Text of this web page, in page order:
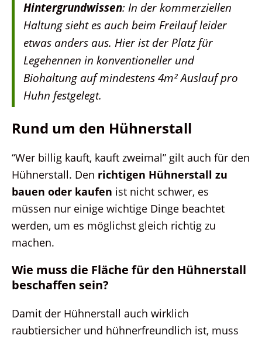
Hintergrundwissen: In der kommerziellen
Haltung sieht es auch beim Freilauf leider
etwas anders aus. Hier ist der Platz für
Legehennen in konventioneller und
Biohaltung auf mindestens 4m² Auslauf pro
Huhn festgelegt.
Rund um den Hühnerstall
“Wer billig kauft, kauft zweimal” gilt auch für den
Hühnerstall. Den richtigen Hühnerstall zu
bauen oder kaufen ist nicht schwer, es
müssen nur einige wichtige Dinge beachtet
werden, um es möglichst gleich richtig zu
machen.
Wie muss die Fläche für den Hühnerstall
beschaffen sein?
Damit der Hühnerstall auch wirklich
raubtiersicher und hühnerfreundlich ist, muss